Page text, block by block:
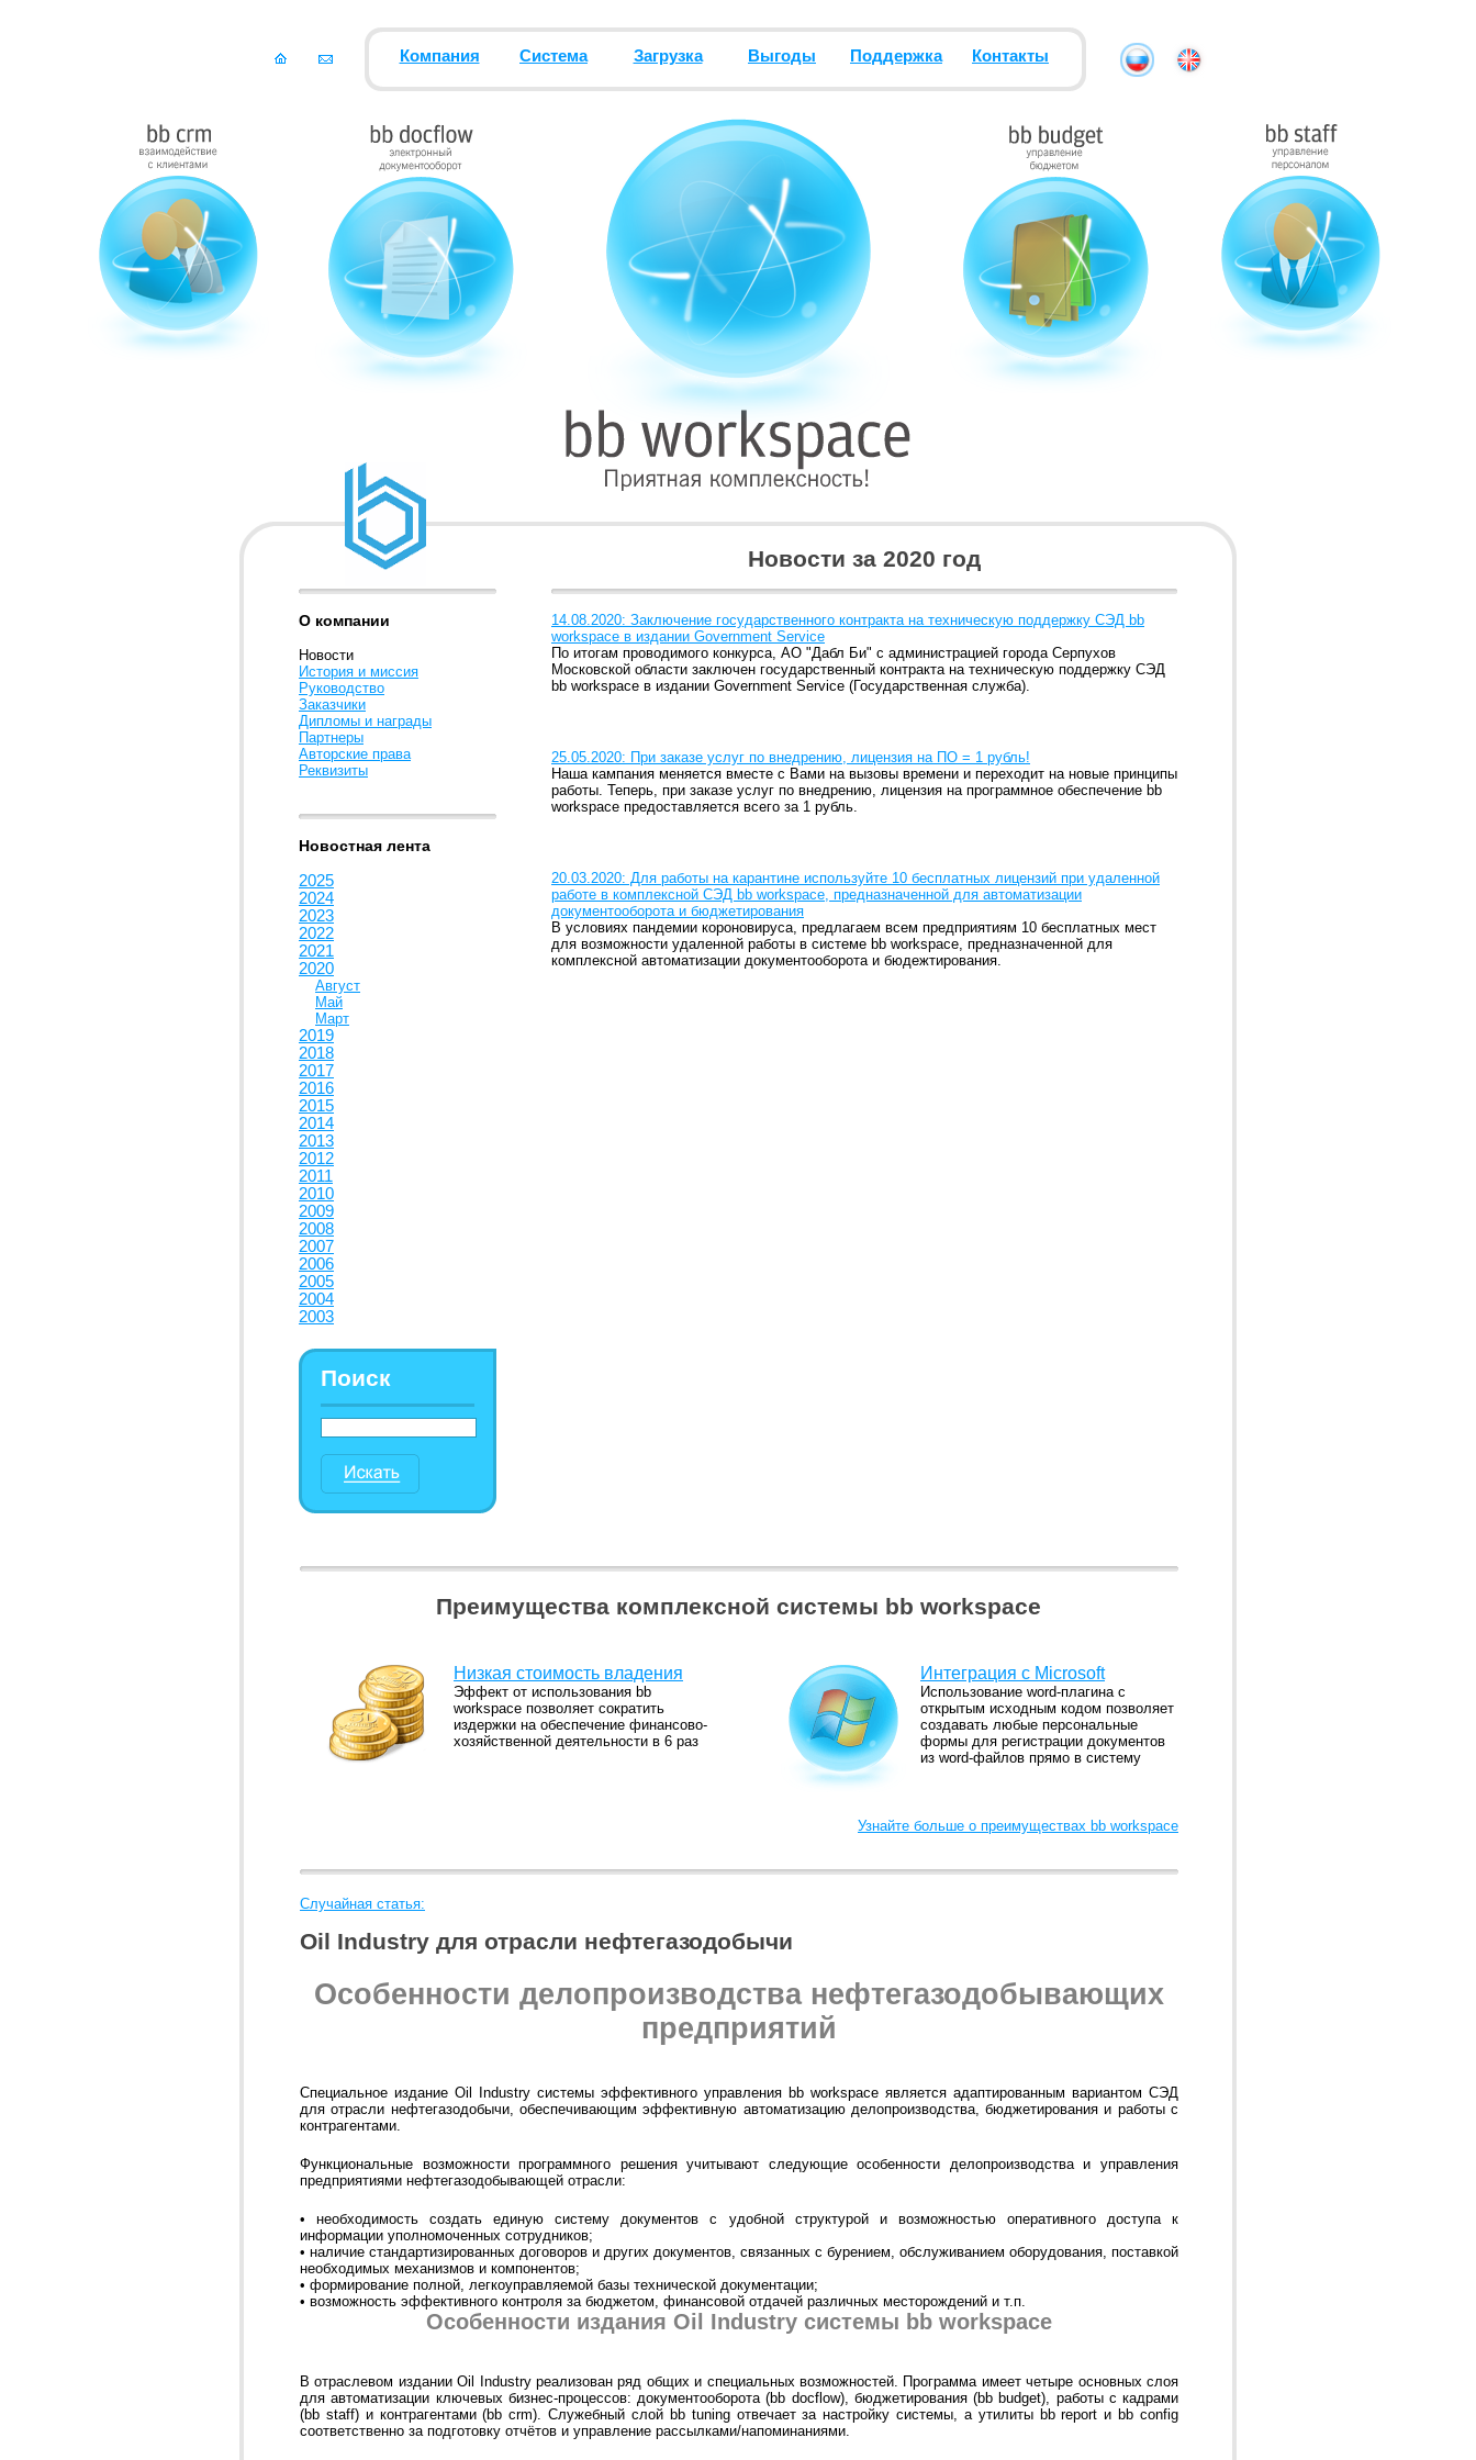
Компания Система Загрузка Выгоды Поддержка Контакты
О компании
Новости
История и миссия
Руководство
Заказчики
Дипломы и награды
Партнеры
Авторские права
Реквизиты
Новостная лента
2025
2024
2023
2022
2021
2020
Август
Май
Март
2019
2018
2017
2016
2015
2014
2013
2012
2011
2010
2009
2008
2007
2006
2005
2004
2003
Поиск
Новости за 2020 год
14.08.2020: Заключение государственного контракта на техническую поддержку СЭД bb
workspace в издании Government Service
По итогам проводимого конкурса, АО "Дабл Би" с администрацией города Серпухов
Московской области заключен государственный контракта на техническую поддержку СЭД
bb workspace в издании Government Service (Государственная служба).
25.05.2020: При заказе услуг по внедрению, лицензия на ПО = 1 рубль!
Наша кампания меняется вместе с Вами на вызовы времени и переходит на новые принципы
работы. Теперь, при заказе услуг по внедрению, лицензия на программное обеспечение bb
workspace предоставляется всего за 1 рубль.
20.03.2020: Для работы на карантине используйте 10 бесплатных лицензий при удаленной
работе в комплексной СЭД bb workspace, предназначенной для автоматизации
документооборота и бюджетирования
В условиях пандемии короновируса, предлагаем всем предприятиям 10 бесплатных мест
для возможности удаленной работы в системе bb workspace, предназначенной для
комплексной автоматизации документооборота и бюдежтирования.
Преимущества комплексной системы bb workspace
Низкая стоимость владения
Эффект от использования bb
workspace позволяет сократить
издержки на обеспечение финансово-
хозяйственной деятельности в 6 раз
Интеграция с Microsoft
Использование word-плагина с
открытым исходным кодом позволяет
создавать любые персональные
формы для регистрации документов
из word-файлов прямо в систему
Узнайте больше о преимуществах bb workspace
Случайная статья:
Oil Industry для отрасли нефтегазодобычи
Особенности делопроизводства нефтегазодобывающих
предприятий
Специальное издание Oil Industry системы эффективного управления bb workspace является адаптированным вариантом СЭД
для отрасли нефтегазодобычи, обеспечивающим эффективную автоматизацию делопроизводства, бюджетирования и работы с
контрагентами.
Функциональные возможности программного решения учитывают следующие особенности делопроизводства и управления
предприятиями нефтегазодобывающей отрасли:
• необходимость создать единую систему документов с удобной структурой и возможностью оперативного доступа к
информации уполномоченных сотрудников;
• наличие стандартизированных договоров и других документов, связанных с бурением, обслуживанием оборудования, поставкой
необходимых механизмов и компонентов;
• формирование полной, легкоуправляемой базы технической документации;
• возможность эффективного контроля за бюджетом, финансовой отдачей различных месторождений и т.п.
Особенности издания Oil Industry системы bb workspace
В отраслевом издании Oil Industry реализован ряд общих и специальных возможностей. Программа имеет четыре основных слоя
для автоматизации ключевых бизнес-процессов: документооборота (bb docflow), бюджетирования (bb budget), работы с кадрами
(bb staff) и контрагентами (bb crm). Служебный слой bb tuning отвечает за настройку системы, а утилиты bb report и bb config
соответственно за подготовку отчётов и управление рассылками/напоминаниями.